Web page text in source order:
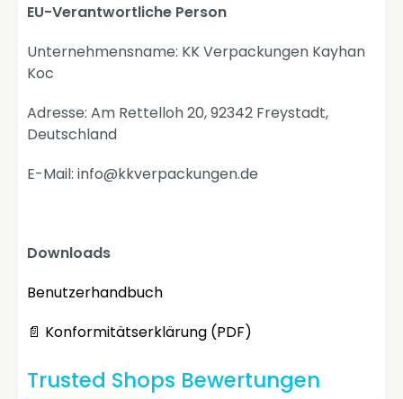
EU-Verantwortliche Person
Unternehmensname: KK Verpackungen Kayhan
Koc
Adresse: Am Rettelloh 20, 92342 Freystadt,
Deutschland
E-Mail: info@kkverpackungen.de
Downloads
Benutzerhandbuch
📄 Konformitätserklärung (PDF)
Trusted Shops Bewertungen